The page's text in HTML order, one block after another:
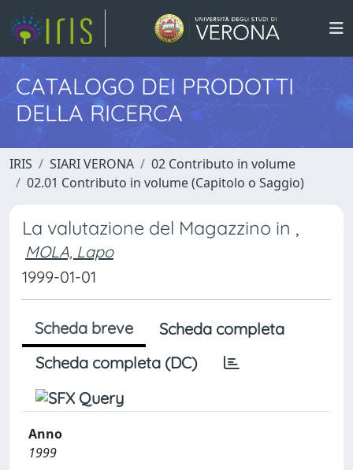
CATALOGO DEI PRODOTTI
DELLA RICERCA
IRIS SIARI VERONA
02 Contributo in volume
02.01 Contributo in volume (Capitolo o Saggio)
La valutazione del Magazzino in ,
MOLA, Lapo
1999-01-01
Scheda breve
Scheda completa
Scheda completa (DC)
Anno
1999